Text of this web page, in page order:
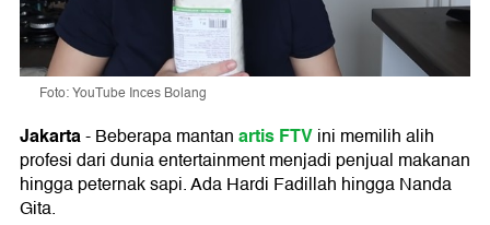
Foto: YouTube Inces Bolang
Jakarta-Beberapa mantanartis FTVini memilih alih
profesi dari dunia entertainment menjadi penjual makanan
hingga peternak sapi. Ada Hardi Fadillah hingga Nanda
Gita.